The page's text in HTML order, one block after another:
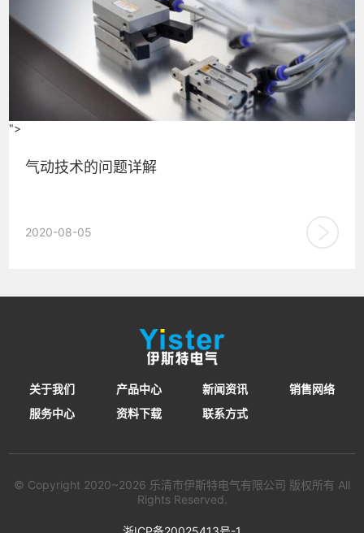
">
气动技术的问题详解
A:什么是气动技术？气动的英文是什么？ Q:气动技术是以空气
压缩机为动力源，以压缩空气为工作介质，进行能量传递或信
2020-08-05
关于我们 产品中心 新闻资讯
销售网络
服务中心
资料下载 联系方式
© Copyright 2020~2026 乐清市伊斯特电气有限公司 版权所有 All
Rights Reserved.